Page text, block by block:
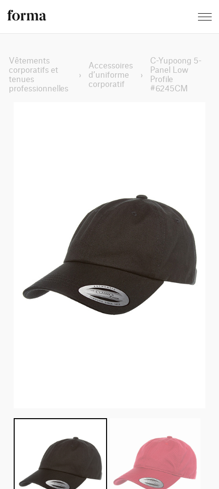
Vêtements
corporatifs et
tenues
professionnelles
›
Accessoires
d’uniforme
corporatif
›
C-Yupoong 5-
Panel Low
Profile
#6245CM